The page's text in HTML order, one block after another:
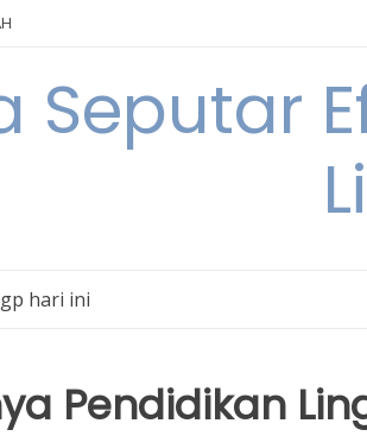
Seputar
hari ini
Pendidikan